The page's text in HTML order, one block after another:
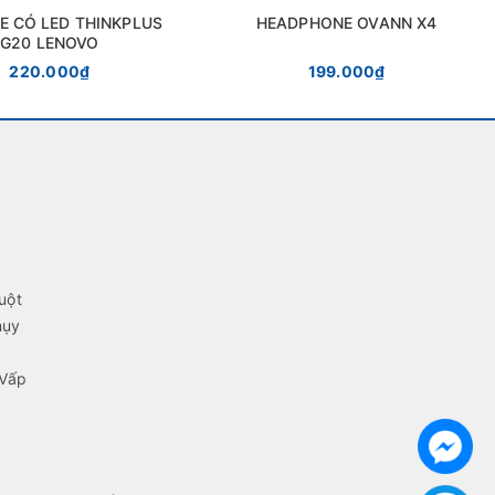
CÓ LED THINKPLUS
G20 LENOVO
220.000₫
HEADPHONE OVANN X4
199.000₫